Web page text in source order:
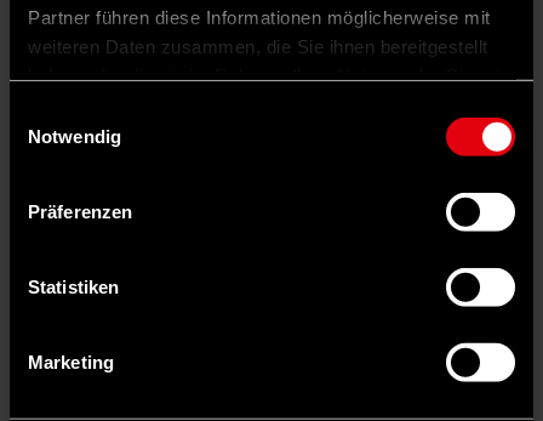
Partner führen diese Informationen möglicherweise mit
weiteren Daten zusammen, die Sie ihnen bereitgestellt
Notwendig
Präferenzen
Statistiken
Marketing
Termine MediadatenÜber uns Newsletter
Wie Kommunen Klimaschutz, Gesundheit und soziale Gerechtigkeit
Natur auf Wanderschaft